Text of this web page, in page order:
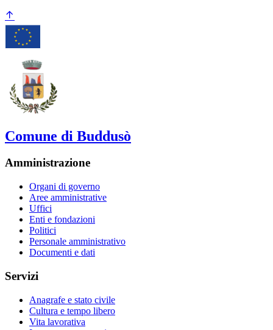
Comune di Buddusò
Amministrazione
Organi di governo
Aree amministrative
Uffici
Enti e fondazioni
Politici
Personale amministrativo
Documenti e dati
Servizi
Anagrafe e stato civile
Cultura e tempo libero
Vita lavorativa